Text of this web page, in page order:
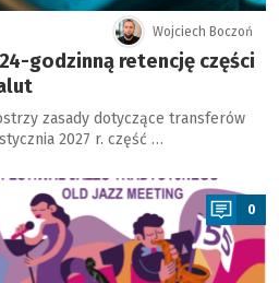
Wojciech Boczoń
godzinną retencję części
zasady dotyczące transferów
2027 r. część …
0